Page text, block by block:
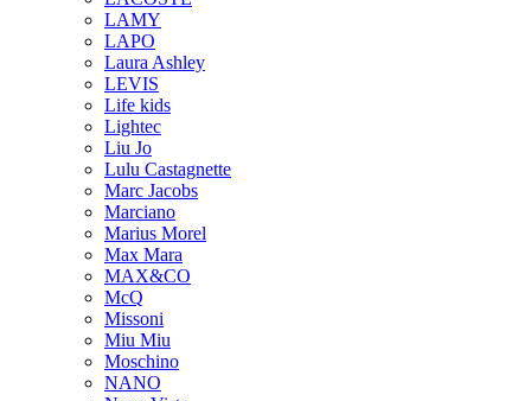
LAMY
LAPO
Laura Ashley
LEVIS
Life kids
Lightec
Liu Jo
Lulu Castagnette
Marc Jacobs
Marciano
Marius Morel
Max Mara
MAX&CO
McQ
Missoni
Miu Miu
Moschino
NANO